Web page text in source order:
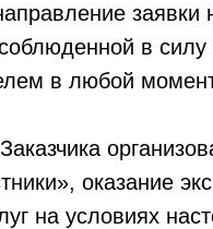
заявки
в
в любой
оказание
на условиях